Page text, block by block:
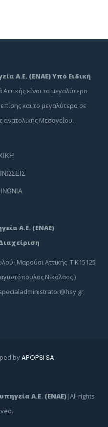
Α.Ε. (ΕΝΑΕ) Υπό Ειδική
είναι το μεγαλύτερο
και το μεγαλύτερο σε
ανατολικής Μεσογείου.
Α.Ε. (ΕΝΑΕ)
Μαρούσι Αττικής Τ.Κ15125
Νικόλαος )
byAPOPSI SA
Α.Ε. (ΕΝΑΕ)|All rights